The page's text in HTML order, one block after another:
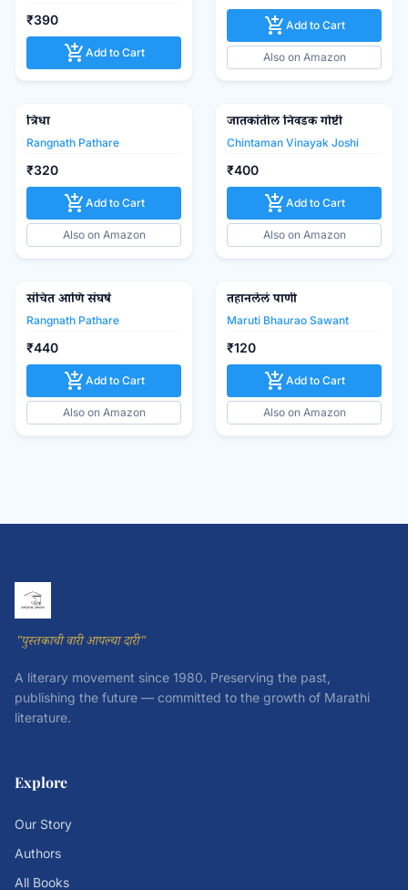
₹390
add_shopping_cart Add to Cart
add_shopping_cart Add to Cart
Also on Amazon
त्रिधा
Rangnath Pathare
₹320
add_shopping_cart Add to Cart
Also on Amazon
जातकांतील निवडक गोष्टी
Chintaman Vinayak Joshi
₹400
add_shopping_cart Add to Cart
Also on Amazon
संचित आणि संघर्ष
Rangnath Pathare
₹440
add_shopping_cart Add to Cart
Also on Amazon
तहानलेलं पाणी
Maruti Bhaurao Sawant
₹120
add_shopping_cart Add to Cart
Also on Amazon
"पुस्तकाची वारी आपल्या दारी"
A literary movement since 1980. Preserving the past,
publishing the future — committed to the growth of Marathi
literature.
Explore
Our Story
Authors
All Books